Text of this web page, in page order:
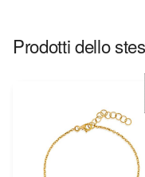
Prodotti dello